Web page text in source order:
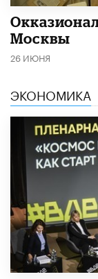
Москвы
26 ИЮНЯ
ЭКОНОМИКА